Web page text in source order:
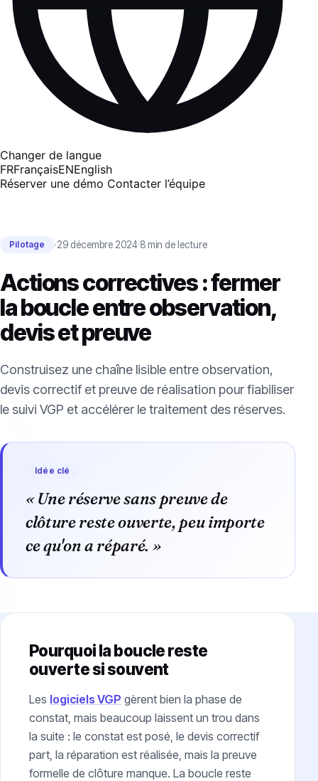
Changer de langue
FRFrançaisENEnglish
Réserver une démo Contacter l’équipe
Pilotage ·29 décembre 2024·8 min de lecture
Actions correctives : fermer
la boucle entre observation,
devis et preuve
Construisez une chaîne lisible entre observation,
devis correctif et preuve de réalisation pour fiabiliser
le suivi VGP et accélérer le traitement des réserves.
Idée clé
« Une réserve sans preuve de
clôture reste ouverte, peu importe
ce qu'on a réparé. »
Pourquoi la boucle reste
ouverte si souvent
Les logiciels VGP gèrent bien la phase de
constat, mais beaucoup laissent un trou dans
la suite : le constat est posé, le devis correctif
part, la réparation est réalisée, mais la preuve
formelle de clôture manque. La boucle reste